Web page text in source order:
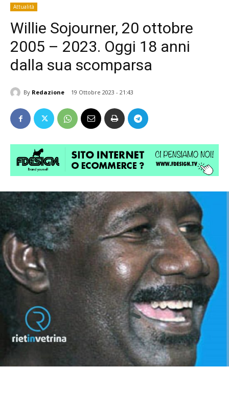
Attualità
Willie Sojourner, 20 ottobre
2005 – 2023. Oggi 18 anni
dalla sua scomparsa
By Redazione 19 Ottobre 2023 - 21:43